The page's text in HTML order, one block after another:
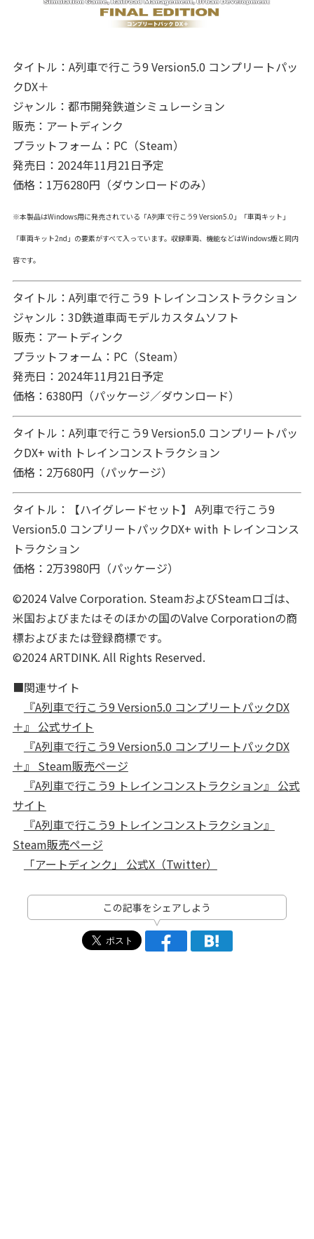
タイトル：A列車で行こう9 Version5.0 コンプリートパッ
クDX＋
ジャンル：都市開発鉄道シミュレーション
販売：アートディンク
プラットフォーム：PC（Steam）
発売日：2024年11月21日予定
価格：1万6280円（ダウンロードのみ）
※本製品はWindows用に発売されている「A列車で行こう9 Version5.0」「車両キット」
「車両キット2nd」の要素がすべて入っています。収録車両、機能などはWindows版と同内
容です。
タイトル：A列車で行こう9 トレインコンストラクション
ジャンル：3D鉄道車両モデルカスタムソフト
販売：アートディンク
プラットフォーム：PC（Steam）
発売日：2024年11月21日予定
価格：6380円（パッケージ／ダウンロード）
タイトル：A列車で行こう9 Version5.0 コンプリートパッ
クDX+ with トレインコンストラクション
価格：2万680円（パッケージ）
タイトル：【ハイグレードセット】 A列車で行こう9
Version5.0 コンプリートパックDX+ with トレインコンス
トラクション
価格：2万3980円（パッケージ）
©2024 Valve Corporation. SteamおよびSteamロゴは、
米国およびまたはそのほかの国のValve Corporationの商
標およびまたは登録商標です。
©2024 ARTDINK. All Rights Reserved.
■関連サイト
『A列車で行こう9 Version5.0 コンプリートパックDX
＋』 公式サイト
『A列車で行こう9 Version5.0 コンプリートパックDX
＋』 Steam販売ページ
『A列車で行こう9 トレインコンストラクション』 公式
サイト
『A列車で行こう9 トレインコンストラクション』
Steam販売ページ
「アートディンク」 公式X（Twitter）
この記事をシェアしよう